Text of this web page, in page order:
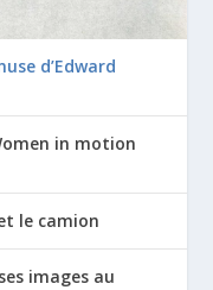
d’Edward
in motion
le camion
images au